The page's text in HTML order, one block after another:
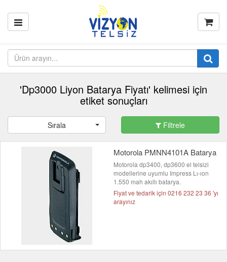
'Dp3000 Liyon Batarya Fiyatı' kelimesi için
etiket sonuçları
Sırala Filtrele
Motorola PMNN4101A Batarya
Motorola dp3400, dp3600 el telsizi
modellerine uyumlu Impress Lı-ıon
1.550 mah akıllı batarya.
Fiyat ve tedarik için 0216 232 23 36 'yı
arayınız